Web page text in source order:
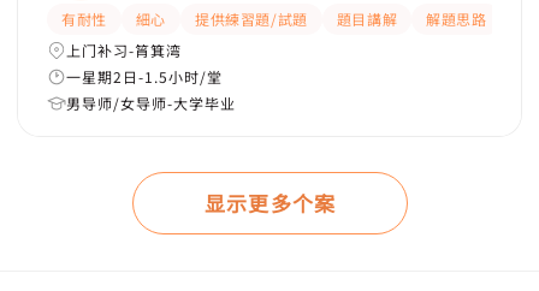
有耐性 細心 提供練習題/試題 題目講解
解題思路
上门补习-筲箕湾
一星期2日-1.5小时/堂
男导师/女导师-大学毕业
显示更多个案